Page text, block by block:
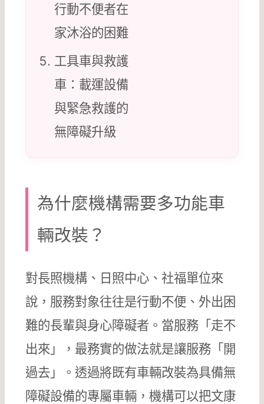
行動不便者在
家沐浴的困難
工具車與救護
車：載運設備
與緊急救護的
無障礙升級
為什麼機構需要多功能車
輛改裝？
對長照機構、日照中心、社福單位來
說，服務對象往往是行動不便、外出困
難的長輩與身心障礙者。當服務「走不
出來」，最務實的做法就是讓服務「開
過去」。透過將既有車輛改裝為具備無
障礙設備的專屬車輛，機構可以把文康